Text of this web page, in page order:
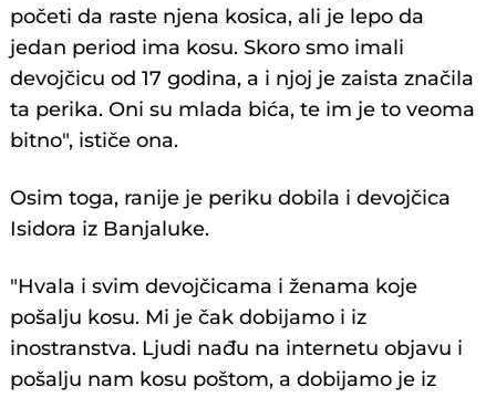
početi da raste njena kosica, ali je lepo da
jedan period ima kosu. Skoro smo imali
devojčicu od 17 godina, a i njoj je zaista značila
ta perika. Oni su mlada bića, te im je to veoma
bitno", ističe ona.
Osim toga, ranije je periku dobila i devojčica
Isidora iz Banjaluke.
"Hvala i svim devojčicama i ženama koje
pošalju kosu. Mi je čak dobijamo i iz
inostranstva. Ljudi nađu na internetu objavu i
pošalju nam kosu poštom, a dobijamo je iz